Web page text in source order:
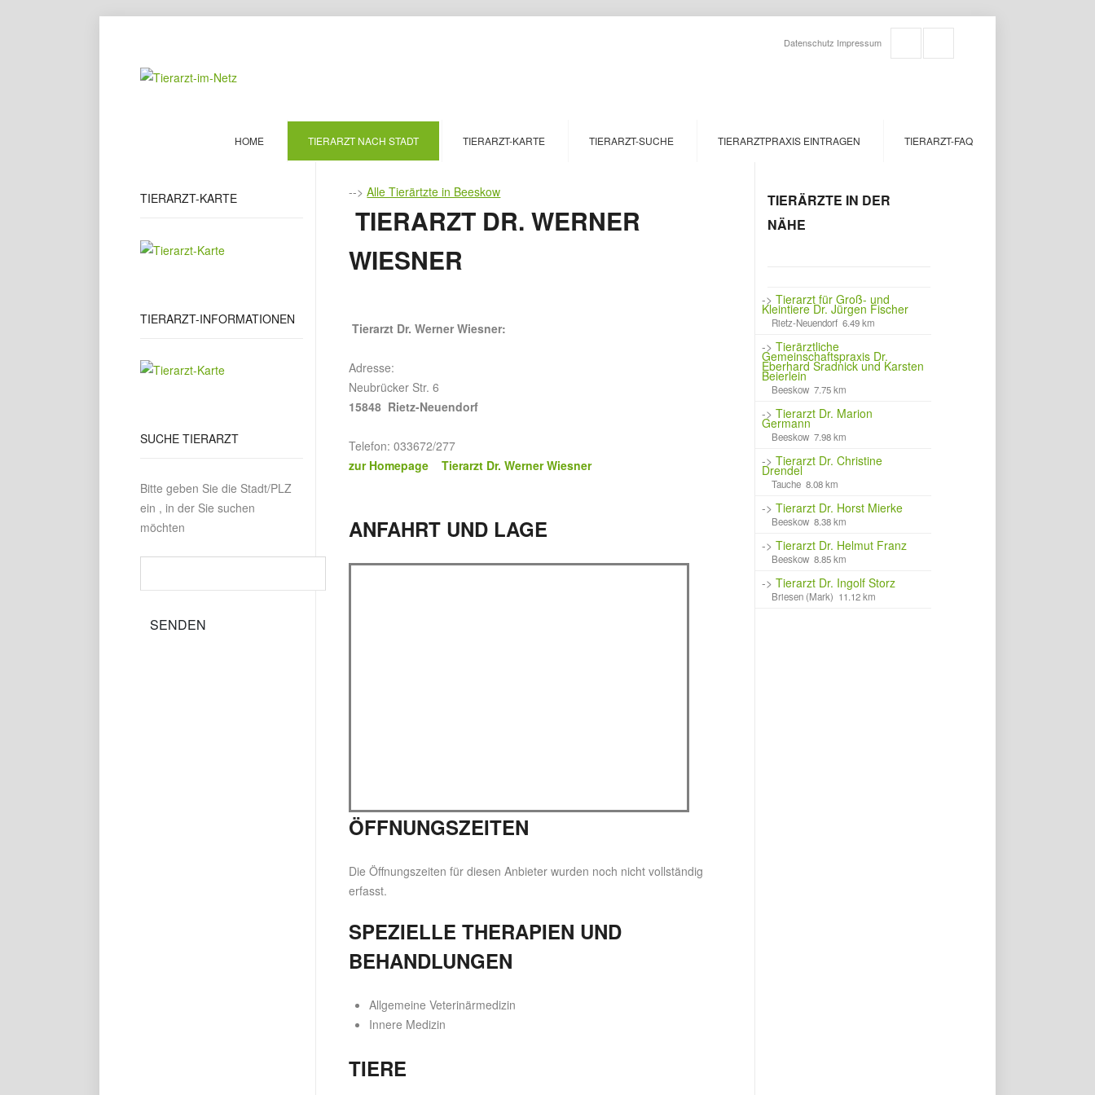
Datenschutz Impressum
HOME TIERARZT NACH STADT TIERARZT-KARTE TIERARZT-SUCHE TIERARZTPRAXIS EINTRAGEN TIERARZT-FAQ
TIERARZT-KARTE
TIERARZT-INFORMATIONEN
SUCHE TIERARZT
Bitte geben Sie die Stadt/PLZ
ein , in der Sie suchen
möchten
-->Alle Tierärtzte in Beeskow
TIERARZT DR. WERNER
WIESNER
Tierarzt Dr. Werner Wiesner:
Adresse:
Neubrücker Str. 6
15848 Rietz-Neuendorf
Telefon: 033672/277
zur Homepage Tierarzt Dr. Werner Wiesner
ANFAHRT UND LAGE
ÖFFNUNGSZEITEN
Die Öffnungszeiten für diesen Anbieter wurden noch nicht vollständig
erfasst.
SPEZIELLE THERAPIEN UND
BEHANDLUNGEN
Allgemeine Veterinärmedizin
Innere Medizin
TIERE
TIERÄRZTE IN DER
NÄHE
->Tierarzt für Groß- und
Kleintiere Dr. Jürgen Fischer
Rietz-Neuendorf 6.49 km
->Tierärztliche
Gemeinschaftspraxis Dr.
Eberhard Sradnick und Karsten
Beierlein
Beeskow 7.75 km
->Tierarzt Dr. Marion
Germann
Beeskow 7.98 km
->Tierarzt Dr. Christine
Drendel
Tauche 8.08 km
->Tierarzt Dr. Horst Mierke
Beeskow 8.38 km
->Tierarzt Dr. Helmut Franz
Beeskow 8.85 km
->Tierarzt Dr. Ingolf Storz
Briesen (Mark) 11.12 km